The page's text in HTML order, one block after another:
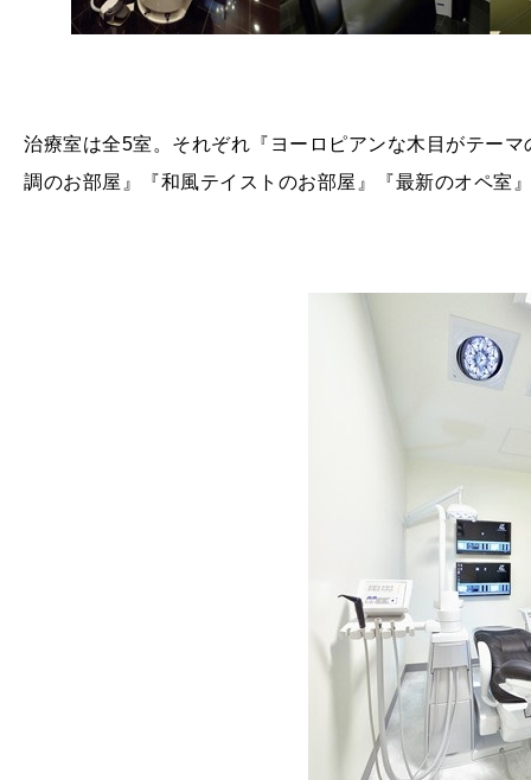
治療室は全5室。それぞれ『ヨーロピアンな木目がテー
調のお部屋』『和風テイストのお部屋』『最新のオペ室